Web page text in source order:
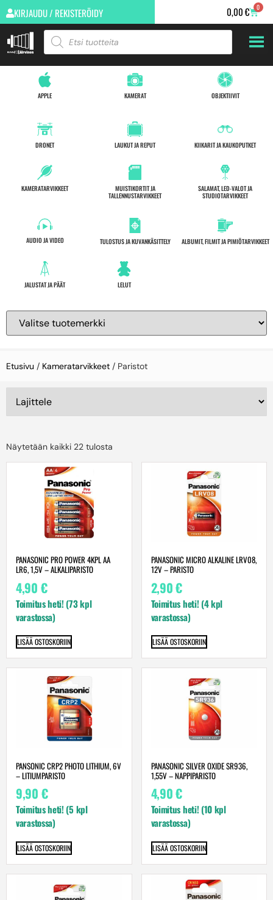
KIRJAUDU / REKISTERÖIDY 0,00€ 0
APPLE
DRONET
KAMERAT
LAUKUT JA REPUT
OBJEKTIIVIT
KIIKARIT JA KAUKOPUTKET
KAMERATARVIKKEET
AUDIO JA VIDEO
MUISTIKORTIT JA
TALLENNUSTARVIKKEET
TULOSTUS JA KUVANKÄSITTELY
SALAMAT, LED-VALOT JA
STUDIOTARVIKKEET
ALBUMIT, FILMIT JA PIMIÖTARVIKKEET
JALUSTAT JA PÄÄT LELUT
Etusivu / Kameratarvikkeet / Paristot
Näytetään kaikki 22 tulosta
PANASONIC PRO POWER 4KPL AA
LR6, 1,5V – ALKALIPARISTO
4,90 €
Toimitus heti! (73 kpl
varastossa)
LISÄÄ OSTOSKORIIN
PANASONIC MICRO ALKALINE LRV08,
12V – PARISTO
2,90€
Toimitus heti! (4 kpl
varastossa)
LISÄÄ OSTOSKORIIN
PANSONIC CRP2 PHOTO LITHIUM, 6V
– LITIUMPARISTO
9,90 €
Toimitus heti! (5 kpl
varastossa)
LISÄÄ OSTOSKORIIN
PANASONIC SILVER OXIDE SR936,
1,55V – NAPPIPARISTO
4,90€
Toimitus heti! (10 kpl
varastossa)
LISÄÄ OSTOSKORIIN